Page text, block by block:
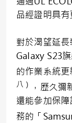
品經證明具有
對於渴望延長
Galaxy S23
的作業系統
八）
，歷久
還能參加保
務的「